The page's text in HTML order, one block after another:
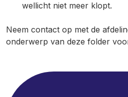
wellicht niet meer klopt.
Neem contact op met de
onderwerp van deze folder